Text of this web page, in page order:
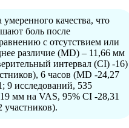
качества, что
боль после
с отсутствием или
различие (MD) – 11,66 мм
интервал (CI) -16)
6 часов (MD ‐24,27
9 исследований, 535
мм на VAS, 95% CI -28,31
участников).